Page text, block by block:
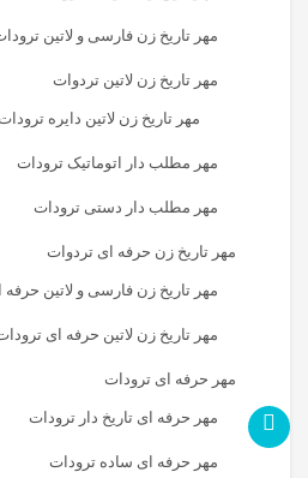
مهر تاریخ زن فارسی و لاتین
مهر تاریخ زن لاتین تردوات
مهر تاریخ زن لاتین دایره
مهر مطلب دار اتوماتیک ترودات
مهر مطلب دار دستی ترودات
مهر تاریخ زن حرفه ای تردوات
مهر تاریخ زن فارسی و لاتین
مهر تاریخ زن لاتین حرفه ای
مهر حرفه ای ترودات
مهر حرفه ای تاریخ دار ترودات
مهر حرفه ای ساده ترودات